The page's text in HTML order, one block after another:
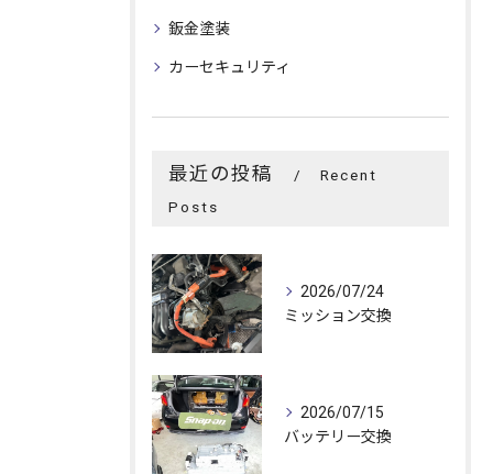
鈑金塗装
カーセキュリティ
最近の投稿
Recent
Posts
2026/07/24
ミッション交換
2026/07/15
バッテリー交換